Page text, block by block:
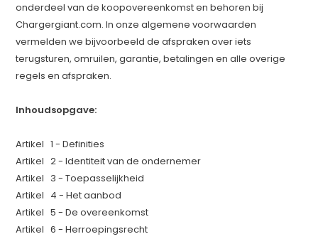
onderdeel van de koopovereenkomst en behoren bij
Chargergiant.com. In onze algemene voorwaarden
vermelden we bijvoorbeeld de afspraken over iets
terugsturen, omruilen, garantie, betalingen en alle overige
regels en afspraken.
Inhoudsopgave:
Artikel 1 - Definities
Artikel 2 - Identiteit van de ondernemer
Artikel 3 - Toepasselijkheid
Artikel 4 - Het aanbod
Artikel 5 - De overeenkomst
Artikel 6 - Herroepingsrecht